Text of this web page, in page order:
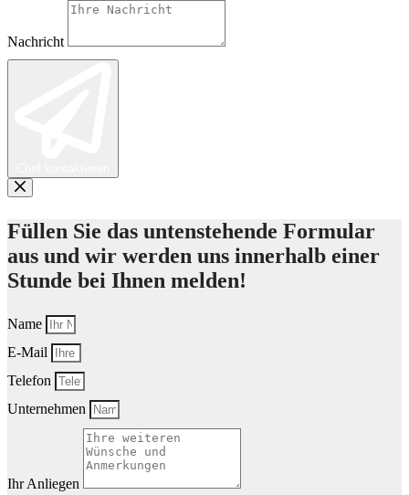
Nachricht
Füllen Sie das untenstehende Formular
aus und wir werden uns innerhalb einer
Stunde bei Ihnen melden!
Name
E-Mail
Telefon
Unternehmen
Ihr Anliegen